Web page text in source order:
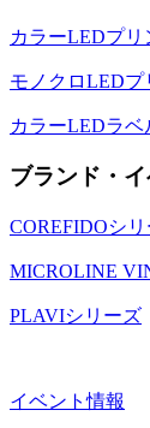
カラーLEDプリ
モノクロLEDプ
カラーLEDラベ
ブランド・
COREFIDOシ
MICROLINE
PLAVIシリーズ
イベント情報